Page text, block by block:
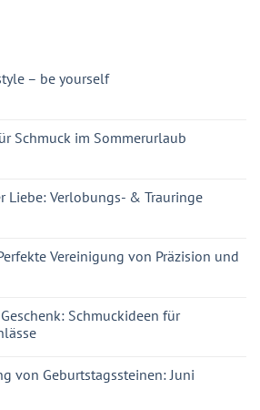
– be yourself
Schmuck im Sommerurlaub
Liebe: Verlobungs- & Trauringe
Vereinigung von Präzision und
Schmuckideen für
von Geburtstagssteinen: Juni